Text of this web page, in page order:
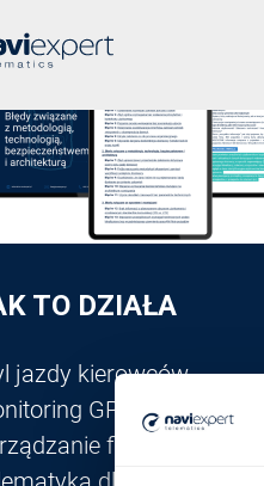
bez nazwy (11)
TO DZIAŁA
jazdy kierowców
GPS
flotą